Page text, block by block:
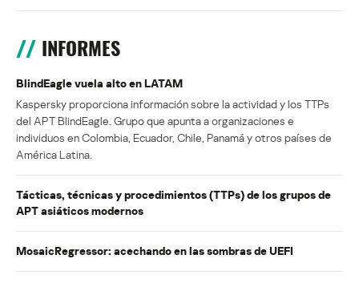
INFORMES
BlindEagle vuela alto en LATAM
Kaspersky proporciona información sobre la actividad y los TTPs
del APT BlindEagle. Grupo que apunta a organizaciones e
individuos en Colombia, Ecuador, Chile, Panamá y otros países de
América Latina.
Tácticas, técnicas y procedimientos (TTPs) de los grupos de
APT asiáticos modernos
MosaicRegressor: acechando en las sombras de UEFI